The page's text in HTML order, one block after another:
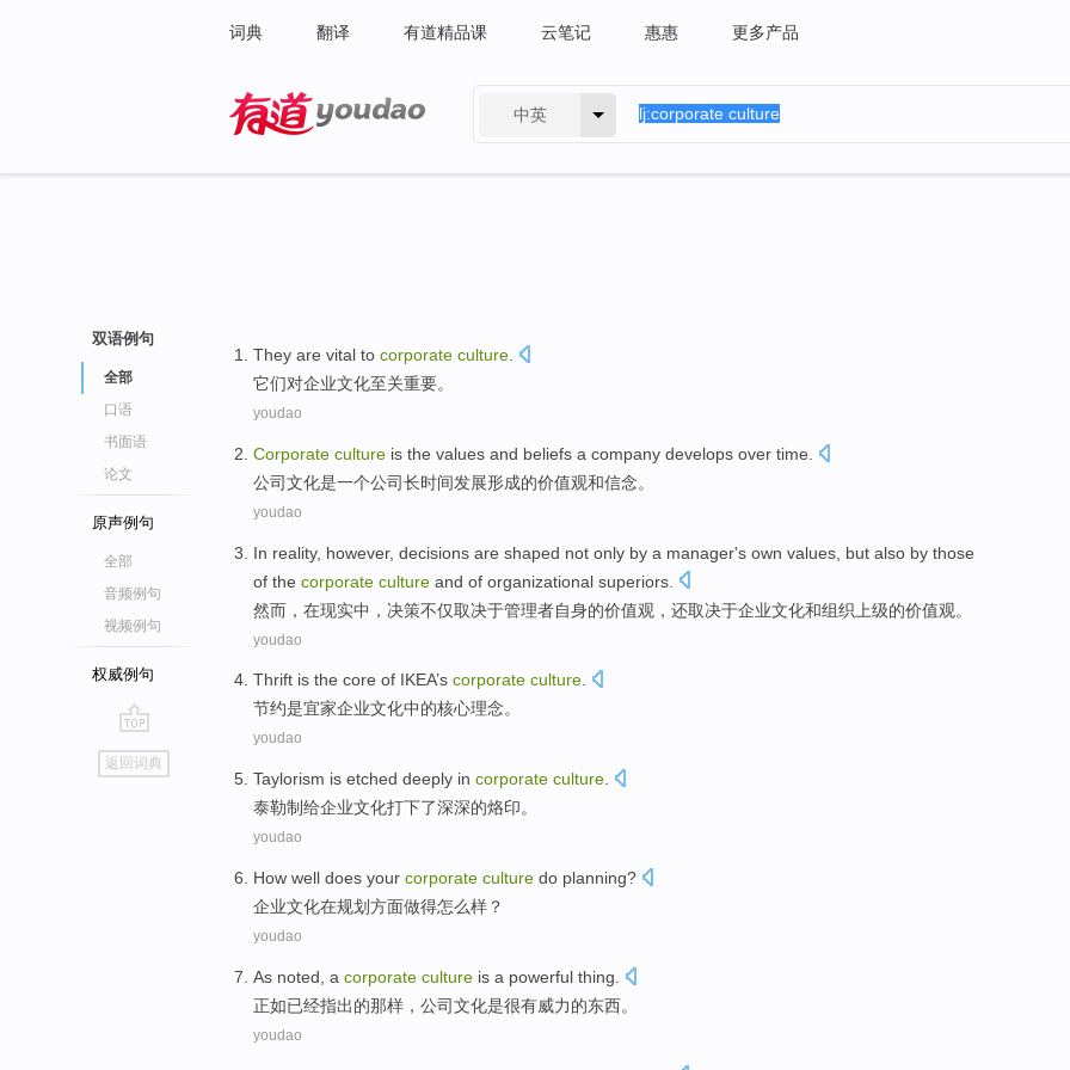
词典 翻译 有道精品课 云笔记 惠惠 更多产品
中英
双语例句
全部
口语
书面语
论文
原声例句
全部
音频例句
视频例句
权威例句
go
top
返回词典
They are vital to corporate culture
它们对企业文化至关重要。
youdao
Corporate culture is the values and beliefs a company develops over time
公司文化是一个公司长时间发展形成的价值观和信念。
youdao
In reality, however, decisions are shaped not only by a manager's own values but also by those
of the corporate culture and of organizational superiors
然而 ， 在现实中 ， 决策不仅取决于管理者自身的价值观 ， 还取决于企业文化和组织 上级的价值观。
youdao
Thrift is the core of IKEA’s corporate culture.
节约是宜家企业文化中的核心理念。
youdao
Taylorism is etched deeply in corporate culture
泰勒制给企业文化打下了深深的烙印。
youdao
How well does your corporate culture do planning?
企业文化在规划方面做得怎么样？
youdao
As noted , a corporate culture is a powerful thing
正如已经指出的那样， 公司文化是很有威力的东西。
youdao